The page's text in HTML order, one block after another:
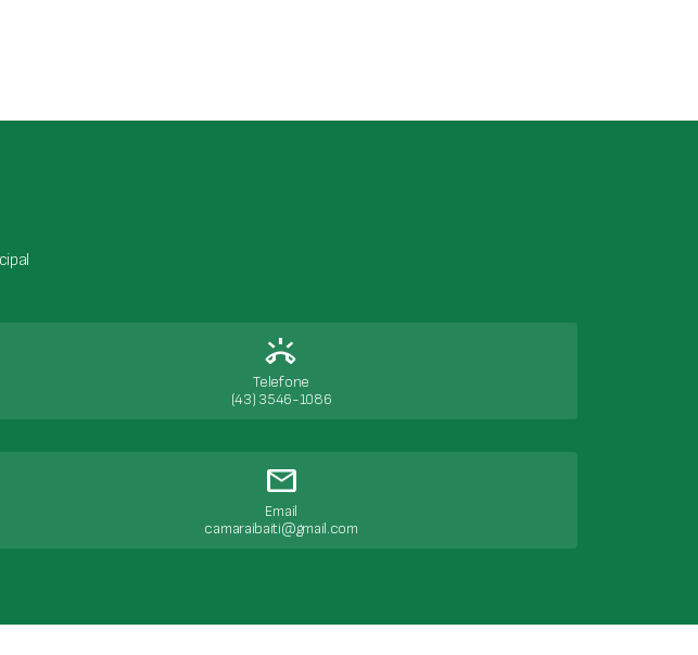
ring_volume
Telefone
(43) 3546-1086
mail
Email
camaraibaiti@gmail.com